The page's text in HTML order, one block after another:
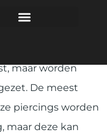
het
maar worden
De meest
piercings worden
maar deze kan